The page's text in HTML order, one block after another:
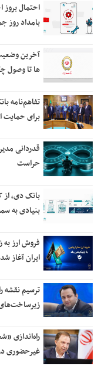
احتمال
بامداد روز جمعه ۲۶
آخرین
ها تا وصول
تفاهم‌نامه
برای حمایت
قدردانی
حراست
بنیادی به
فروش ارز
ایران
ترسیم نقشه
راه‌اندازی
غیرحضوری